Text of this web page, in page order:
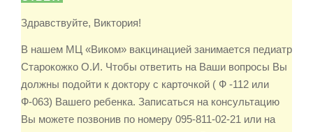
Здравствуйте, Виктория!
В нашем МЦ «Виком» вакцинацией занимается педиатр
Старокожко О.И. Чтобы ответить на Ваши вопросы Вы
должны подойти к доктору с карточкой ( Ф -112 или
Ф-063) Вашего ребенка. Записаться на консультацию
Вы можете позвонив по номеру 095-811-02-21 или на